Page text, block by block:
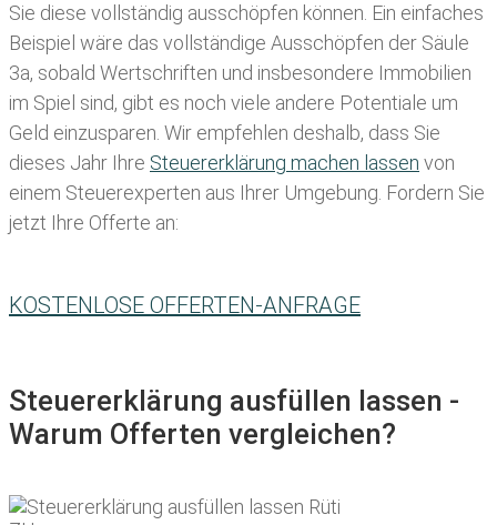
Sie diese vollständig ausschöpfen können. Ein einfaches
Beispiel wäre das vollständige Ausschöpfen der Säule
3a, sobald Wertschriften und insbesondere Immobilien
im Spiel sind, gibt es noch viele andere Potentiale um
Geld einzusparen. Wir empfehlen deshalb, dass Sie
dieses Jahr Ihre Steuererklärung machen lassen von
einem Steuerexperten aus Ihrer Umgebung. Fordern Sie
jetzt Ihre Offerte an:
KOSTENLOSE OFFERTEN-ANFRAGE
Steuererklärung ausfüllen lassen -
Warum Offerten vergleichen?